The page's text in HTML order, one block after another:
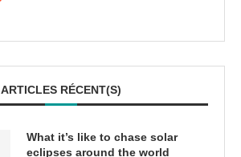
ARTICLES RÉCENT(S)
What it’s like to chase solar
eclipses around the world